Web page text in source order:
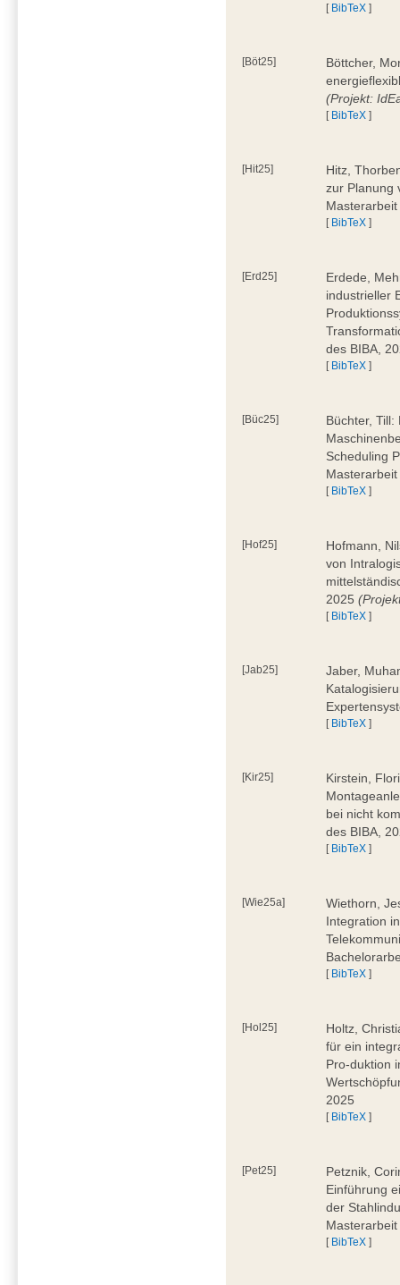
[ BibTeX ]
[Böt25]
Böttcher,
(Projekt:
[ BibTeX ]
[Hit25]
Hitz,
zur Planung
[ BibTeX ]
[Erd25]
Erdede,
industrieller
des BIBA,
[ BibTeX ]
[Büc25]
Büchter, Till:
Scheduling
[ BibTeX ]
[Hof25]
Hofmann,
von
2025
[ BibTeX ]
[Jab25]
Jaber,
[ BibTeX ]
[Kir25]
Kirstein,
bei nicht
des BIBA,
[ BibTeX ]
[Wie25a]
Wiethorn,
Integration
[ BibTeX ]
[Hol25]
Holtz,
für ein
Pro-duktion
2025
[ BibTeX ]
[Pet25]
Petznik,
Einführung
der
[ BibTeX ]